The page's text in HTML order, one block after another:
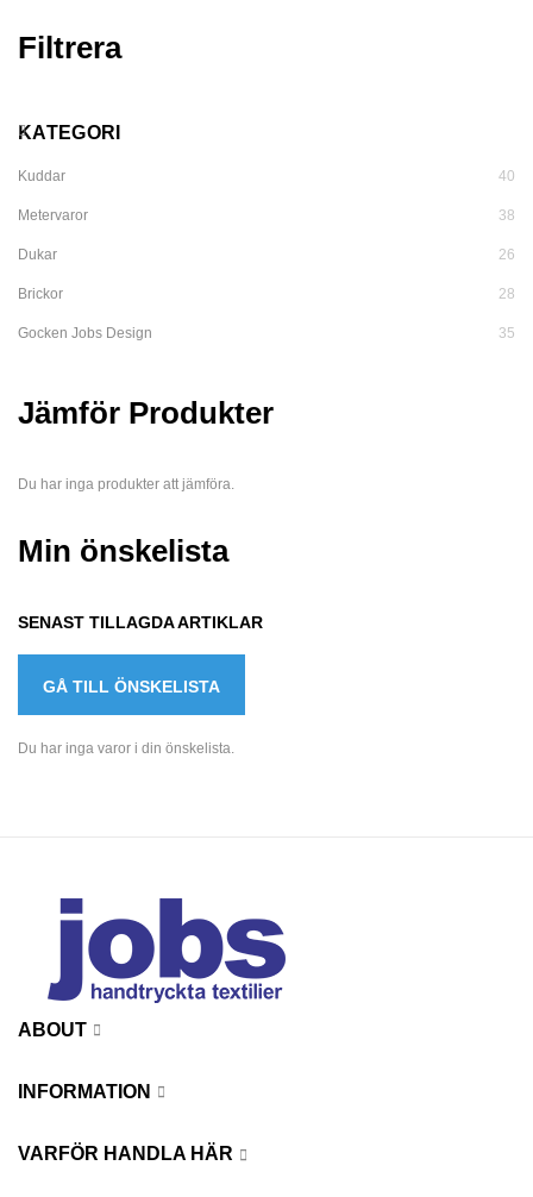
Filtrera
KATEGORI
Kuddar 40
Metervaror 38
Dukar 26
Brickor 28
Gocken Jobs Design 35
Jämför Produkter
Du har inga produkter att jämföra.
Min önskelista
SENAST TILLAGDA ARTIKLAR
GÅ TILL ÖNSKELISTA
Du har inga varor i din önskelista.
ABOUT
INFORMATION
VARFÖR HANDLA HÄR